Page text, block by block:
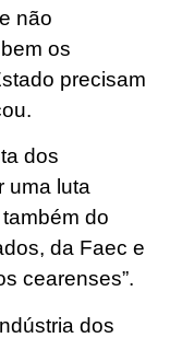
não
os
precisam
dos
uma luta
do
da Faec e
cearenses”.
dos